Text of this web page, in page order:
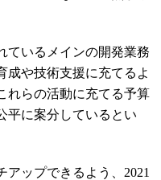
ているメインの開発業務
成や技術支援に充てるよ
れらの活動に充てる予算
平に案分しているとい
ップできるよう、2021